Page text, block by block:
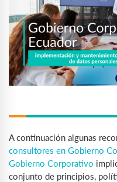
A continuación algunas
consultores en Gobierno
Gobierno Corporativo
conjunto de principios,